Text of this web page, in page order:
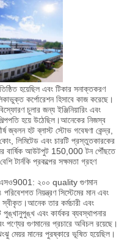
হয়েছিল এবং টিকার সনাক্তকরণ
কর্পোরেশন হিসাবে কাজ করেছে।
চুলার জন্য ইঞ্জিনিয়ারিং এবং
হয়ে উঠেছিল।আনেকের নিজস্ব
জ্বলন হট ব্লাস্ট স্টোভ গবেষণা কেন্দ্র,
লিমিটেড এবং চারটি প্রস্তুতকারকের
বার্ষিক আউটপুট 150,000 টন পৌঁছতে
টার্নকি প্রকল্পের সক্ষমতা গ্রহণ
২০০ quality গুণমান
নিয়ন্ত্রণ সিস্টেমের মান এবং
তার কর্মচারী এবং
পুঙ্খানুপুঙ্খ এবং কার্যকর ব্যবস্থাপনার
পণ্যের গুণমানের প্রচারে অবিচল রয়েছে।
মেয়র মানের পুরষ্কারে ভূষিত হয়েছিল।